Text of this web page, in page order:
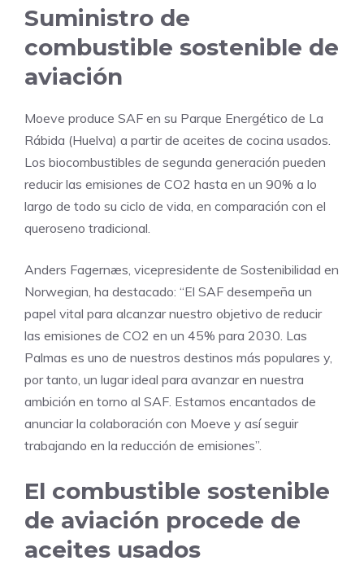
Suministro de
combustible sostenible de
aviación
Moeve produce SAF en su Parque Energético de La
Rábida (Huelva) a partir de aceites de cocina usados.
Los biocombustibles de segunda generación pueden
reducir las emisiones de CO2 hasta en un 90% a lo
largo de todo su ciclo de vida, en comparación con el
queroseno tradicional.
Anders Fagernæs, vicepresidente de Sostenibilidad en
Norwegian, ha destacado: “El SAF desempeña un
papel vital para alcanzar nuestro objetivo de reducir
las emisiones de CO2 en un 45% para 2030. Las
Palmas es uno de nuestros destinos más populares y,
por tanto, un lugar ideal para avanzar en nuestra
ambición en torno al SAF. Estamos encantados de
anunciar la colaboración con Moeve y así seguir
trabajando en la reducción de emisiones”.
El combustible sostenible
de aviación procede de
aceites usados